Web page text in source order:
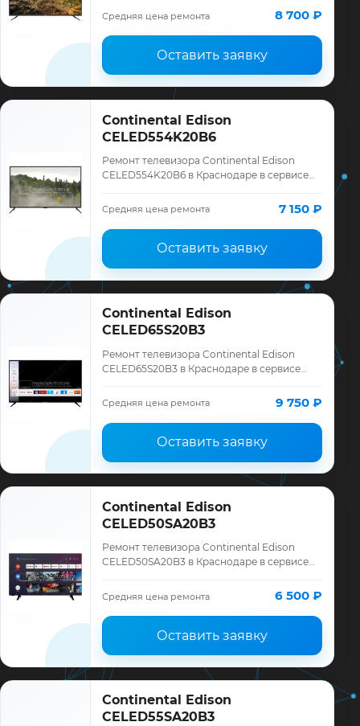
Continental Edison, смета до ремонта,
запчасти…
Средняя цена ремонта 8 700 ₽
Оставить заявку
Continental Edison
CELED554K20B6
Ремонт телевизора Continental Edison
CELED554K20B6 в Краснодаре в сервисе
Continental Edison, смета до ремонта,
Средняя цена ремонта 7 150 ₽
Оставить заявку
Continental Edison
CELED65S20B3
Ремонт телевизора Continental Edison
CELED65S20B3 в Краснодаре в сервисе
Continental Edison, смета до ремонта,
запчасти и…
Средняя цена ремонта 9 750 ₽
Оставить заявку
Continental Edison
CELED50SA20B3
Ремонт телевизора Continental Edison
CELED50SA20B3 в Краснодаре в сервисе
Continental Edison, смета до ремонта,
запчасти …
Средняя цена ремонта 6 500 ₽
Оставить заявку
Continental Edison
CELED55SA20B3